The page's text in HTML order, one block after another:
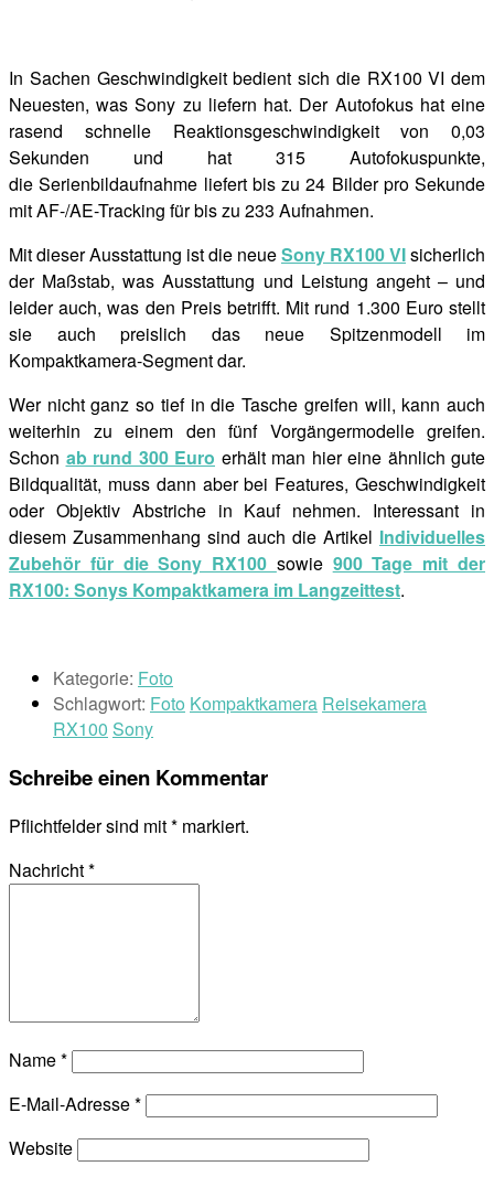
In Sachen Geschwindigkeit bedient sich die RX100 VI dem
Neuesten, was Sony zu liefern hat. Der Autofokus hat eine
rasend schnelle Reaktionsgeschwindigkeit von 0,03
Sekunden und hat 315 Autofokuspunkte,
dieSerienbildaufnahme liefert bis zu 24 Bilder pro Sekunde
mit AF-/AE-Tracking für bis zu 233 Aufnahmen.
Mit dieser Ausstattung ist die neueSony RX100 VIsicherlich
der Maßstab, was Ausstattung und Leistung angeht – und
leider auch, was den Preis betrifft. Mit rund 1.300 Euro stellt
sie auch preislich das neue Spitzenmodell im
Kompaktkamera-Segment dar.
Wer nicht ganz so tief in die Tasche greifen will, kann auch
weiterhin zu einem den fünf Vorgängermodelle greifen.
Schon ab rund 300 Euro erhält man hier eine ähnlich gute
Bildqualität, muss dann aber bei Features, Geschwindigkeit
oder Objektiv Abstriche in Kauf nehmen. Interessant in
diesem Zusammenhang sind auch die Artikel Individuelles
Zubehör für die Sony RX100 sowie 900 Tage mit der
RX100: Sonys Kompaktkamera im Langzeittest.
Kategorie: Foto
Schlagwort: Foto Kompaktkamera Reisekamera
RX100 Sony
Schreibe einen Kommentar
Pflichtfelder sind mit* markiert.
Nachricht*
Name*
E-Mail-Adresse*
Website